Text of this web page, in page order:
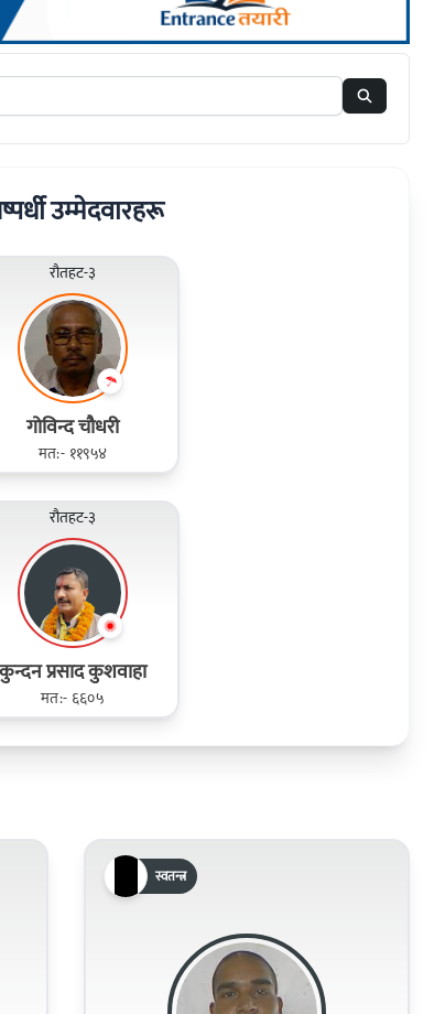
उम्मेदवारहरू
रौतहट-३
गोविन्द चौधरी
मत:- ११९५४
रौतहट-३
कुन्दन प्रसाद कुशवाहा
मत:- ६६०५
स्वतन्त्र